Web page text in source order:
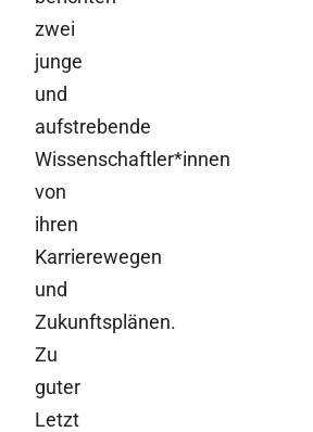
zwei
junge
und
aufstrebende
Wissenschaftler*innen
von
ihren
Karrierewegen
und
Zukunftsplänen.
Zu
guter
Letzt